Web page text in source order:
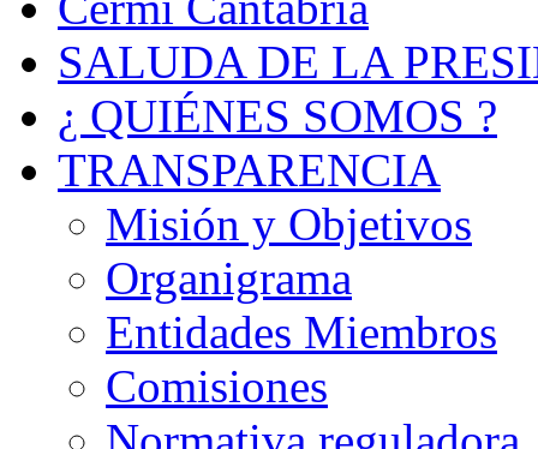
SALUDA DE LA
¿ QUIÉNES SOMOS ?
TRANSPARENCIA
Misión y Objetivos
Organigrama
Entidades Miembros
Comisiones